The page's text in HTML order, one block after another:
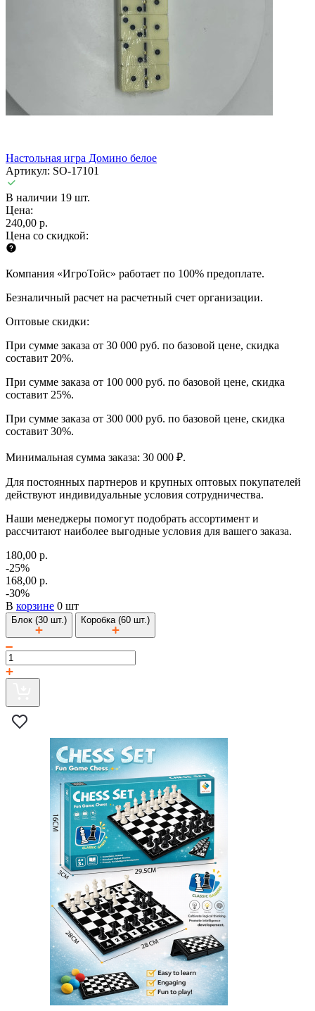
Настольная игра Домино белое
Артикул: SO-17101
В наличии 19 шт.
Цена:
240,00 р.
Цена со скидкой:
Компания «ИгроТойс» работает по 100% предоплате.
Безналичный расчет на расчетный счет организации.
Оптовые скидки:
При сумме заказа от 30 000 руб. по базовой цене, скидка
составит 20%.
При сумме заказа от 100 000 руб. по базовой цене, скидка
составит 25%.
При сумме заказа от 300 000 руб. по базовой цене, скидка
составит 30%.
Минимальная сумма заказа: 30 000 ₽.
Для постоянных партнеров и крупных оптовых покупателей
действуют индивидуальные условия сотрудничества.
Наши менеджеры помогут подобрать ассортимент и
рассчитают наиболее выгодные условия для вашего заказа.
180,00 р.
-25%
168,00 р.
-30%
В корзине 0 шт
Блок (30 шт.) Коробка (60 шт.)